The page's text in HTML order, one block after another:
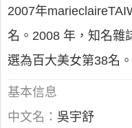
2007年
名。2008 年，知名雜
選為百大美女第38名。
基本信息
中文名： 吳宇舒